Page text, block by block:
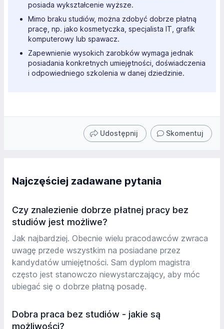
posiada wykształcenie wyższe.
Mimo braku studiów, można zdobyć dobrze płatną
pracę, np. jako kosmetyczka, specjalista IT, grafik
komputerowy lub spawacz.
Zapewnienie wysokich zarobków wymaga jednak
posiadania konkretnych umiejętności, doświadczenia
i odpowiedniego szkolenia w danej dziedzinie.
Udostępnij Skomentuj
Najczęściej zadawane pytania
Czy znalezienie dobrze płatnej pracy bez
studiów jest możliwe?
Jak najbardziej. Obecnie wielu pracodawców zwraca
uwagę przede wszystkim na posiadane przez
kandydatów umiejętności. Sam dyplom magistra
często jest stanowczo niewystarczający, aby móc
ubiegać się o dobrze płatną posadę.
Dobra praca bez studiów - jakie są
możliwości?